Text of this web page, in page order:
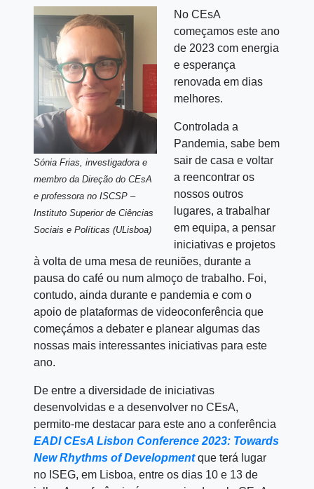
Sónia Frias, investigadora e
membro da Direção do CEsA
e professora no ISCSP –
Instituto Superior de Ciências
Sociais e Políticas (ULisboa)
No CEsA
começamos este ano
de 2023 com energia
e esperança
renovada em dias
melhores.
Controlada a
Pandemia, sabe bem
sair de casa e voltar
a reencontrar os
nossos outros
lugares, a trabalhar
em equipa, a pensar
iniciativas e projetos
à volta de uma mesa de reuniões, durante a
pausa do café ou num almoço de trabalho. Foi,
contudo, ainda durante e pandemia e com o
apoio de plataformas de videoconferência que
começámos a debater e planear algumas das
nossas mais interessantes iniciativas para este
ano.
De entre a diversidade de iniciativas
desenvolvidas e a desenvolver no CEsA,
permito-me destacar para este ano a conferência
EADI CEsA Lisbon Conference 2023: Towards
New Rhythms of Developmentque terá lugar
no ISEG, em Lisboa, entre os dias 10 e 13 de